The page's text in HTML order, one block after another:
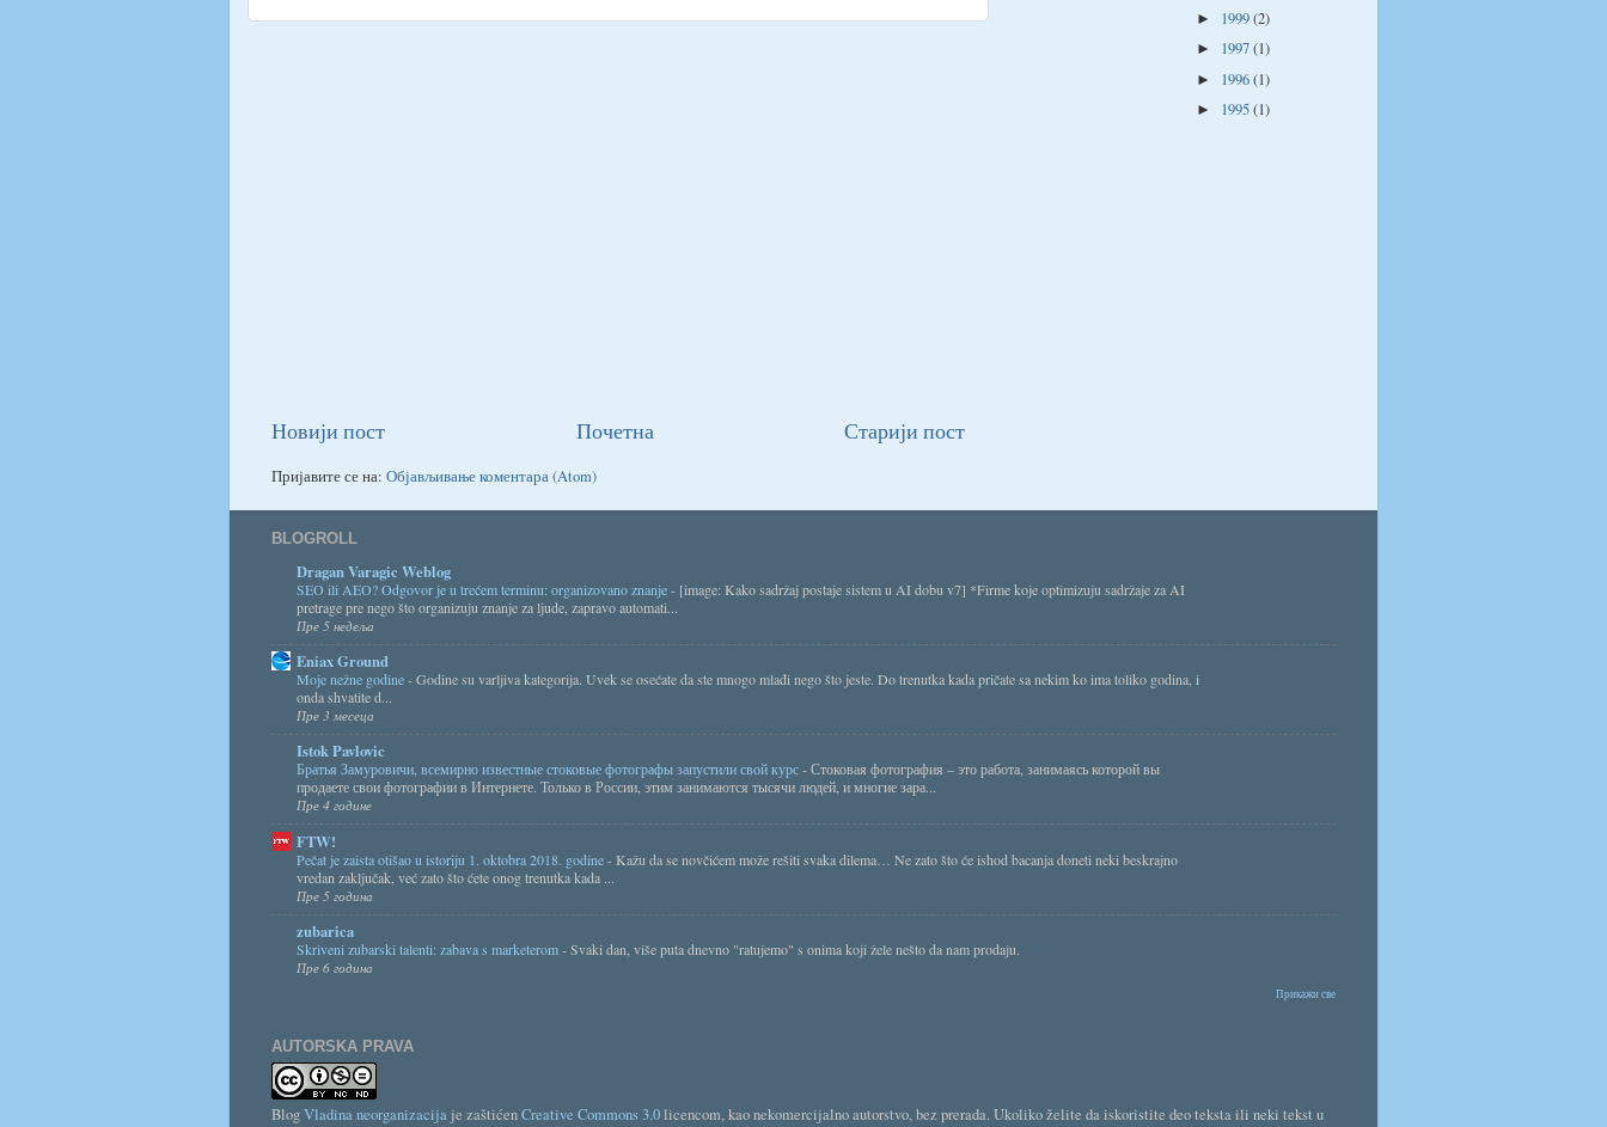
Новији пост Старији пост
Почетна
Пријавите се на: Објављивање коментара (Atom)
► 1999(2)
► 1997(1)
► 1996(1)
► 1995(1)
BLOGROLL
Dragan Varagic Weblog
SEO ili AEO? Odgovor je u trećem terminu: organizovano znanje- [image: Kako sadržaj postaje sistem u AI dobu v7] *Firme koje optimizuju sadržaje za AI
pretrage pre nego što organizuju znanje za ljude, zapravo automati...
Пре 5 недеља
Eniax Ground
Moje nežne godine-Godine su varljiva kategorija. Uvek se osećate da ste mnogo mlađi nego što jeste. Do trenutka kada pričate sa nekim ko ima toliko godina, i
onda shvatite d...
Пре 3 месеца
Istok Pavlovic
Братья Замуровичи, всемирно известные стоковые фотографы запустили свой курс-Стоковая фотография – это работа, занимаясь которой вы
продаете свои фотографии в Интернете. Только в России, этим занимаются тысячи людей, и многие зара...
Пре 4 године
FTW!
Pečat je zaista otišao u istoriju 1. oktobra 2018. godine- Kažu da se novčićem može rešiti svaka dilema… Ne zato što će ishod bacanja doneti neki beskrajno
vredan zaključak, već zato što ćete onog trenutka kada ...
Пре 5 година
zubarica
Skriveni zubarski talenti: zabava s marketerom-Svaki dan, više puta dnevno "ratujemo" s onima koji žele nešto da nam prodaju.
Пре 6 година
Прикажи све
AUTORSKA PRAVA
BlogVladina neorganizacija je zaštićenCreative Commons 3.0licencom, kao nekomercijalno autorstvo, bez prerada. Ukoliko želite da iskoristite deo teksta ili neki tekst u